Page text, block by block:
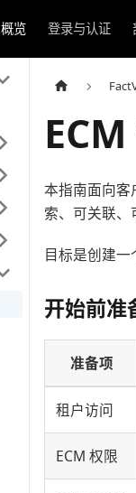
概览 登录与认证
本指南面向客
索、可关联、
目标是创建一
开始前准
准备项
租户访问
ECM 权限